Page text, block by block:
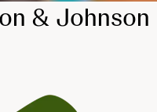
& Johnson